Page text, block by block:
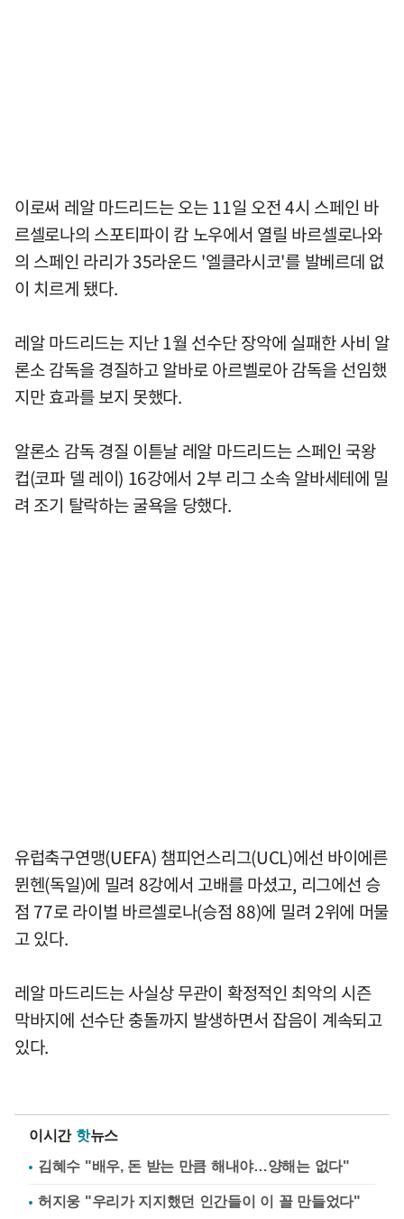
이로써 레알 마드리드는 오는 11일 오전 4시 스페인 바
르셀로나의 스포티파이 캄 노우에서 열릴 바르셀로나와
의 스페인 라리가 35라운드 '엘클라시코'를 발베르데 없
이 치르게 됐다.
레알 마드리드는 지난 1월 선수단 장악에 실패한 사비 알
론소 감독을 경질하고 알바로 아르벨로아 감독을 선임했
지만 효과를 보지 못했다.
알론소 감독 경질 이튿날 레알 마드리드는 스페인 국왕
컵(코파 델 레이) 16강에서 2부 리그 소속 알바세테에 밀
려 조기 탈락하는 굴욕을 당했다.
유럽축구연맹(UEFA) 챔피언스리그(UCL)에선 바이에른
뮌헨(독일)에 밀려 8강에서 고배를 마셨고, 리그에선 승
점 77로 라이벌 바르셀로나(승점 88)에 밀려 2위에 머물
고 있다.
레알 마드리드는 사실상 무관이 확정적인 최악의 시즌
막바지에 선수단 충돌까지 발생하면서 잡음이 계속되고
있다.
이시간 핫뉴스
김혜수 "배우, 돈 받는 만큼 해내야…양해는 없다"
허지웅 "우리가 지지했던 인간들이 이 꼴 만들었다"